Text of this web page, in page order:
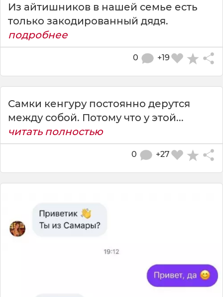
Из айтишников в нашей семье есть
только закодированный дядя.
подробнее
+19
0
Самки кенгуру постоянно дерутся
между собой. Потому что у этой...
читать полностью
+27
0